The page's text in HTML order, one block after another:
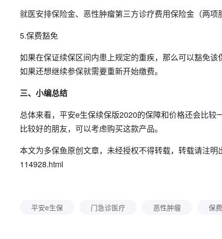
就医安排保险金、恶性肿瘤第三方诊疗费用保险金（两
5.保费豁免
如果在保证续保区间内患上规定的重疾，那么可以豁免
如果还想继续参保就需要重新开始缴费。
三、小编总结
总体来看，平安e生保续保版2020的保障和价格还会比
比较好的朋友，可以考虑购买这款产品。
本文为多保鱼原创文章，未经授权不得转载，转载请注
114928.html
平安e生保 门急诊医疗 恶性肿瘤 保